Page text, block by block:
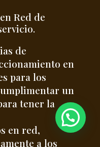
Red de
de
en
para los
un
tener la
en red,
a los